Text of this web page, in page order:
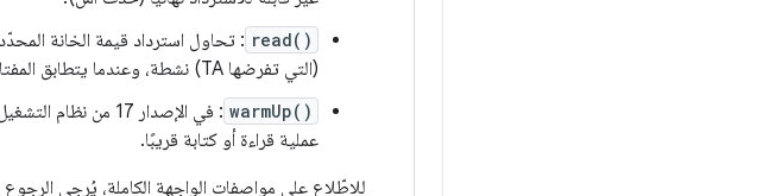
read() : تحاول استرداد قيمة الخانة
(التي تفرضها TA) نشطة، وعندما يتطابق المفتاح المقدَّم تمامًا مع المفتاح المخزَّن.
warmUp()
عملية قراءة أو كتابة قريبًا.
للاطّلاع على مواصفات الواجهة الكاملة، يُرجى الرجوع